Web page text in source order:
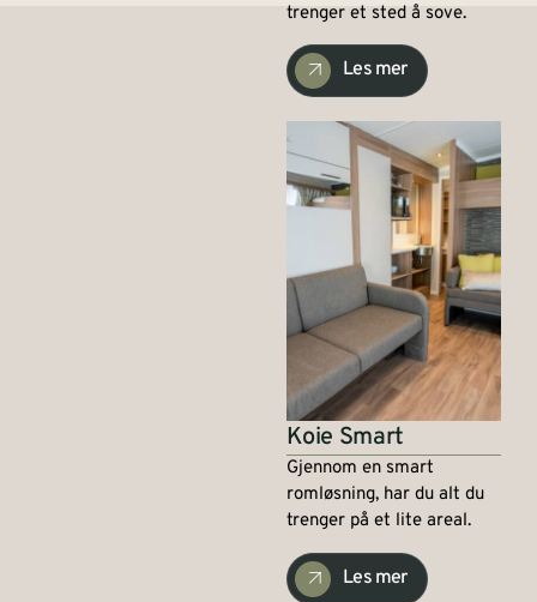
trenger et sted å sove.
Les mer
Koie Smart
Gjennom en smart
romløsning, har du alt du
trenger på et lite areal.
Les mer